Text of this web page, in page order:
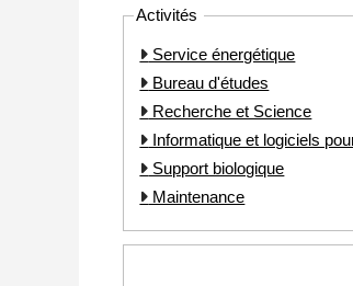
Activités
Service énergétique
Bureau d'études
Recherche et Science
Informatique et logiciels
Support biologique
Maintenance